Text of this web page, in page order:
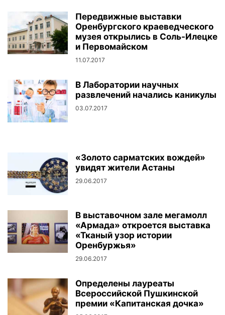
Передвижные выставки
Оренбургского краеведческого
музея открылись в Соль-Илецке
и Первомайском
11.07.2017
В Лаборатории научных
развлечений начались каникулы
03.07.2017
«Золото сарматских вождей»
увидят жители Астаны
29.06.2017
В выставочном зале мегамолл
«Армада» откроется выставка
«Тканый узор истории
Оренбуржья»
29.06.2017
Определены лауреаты
Всероссийской Пушкинской
премии «Капитанская дочка»